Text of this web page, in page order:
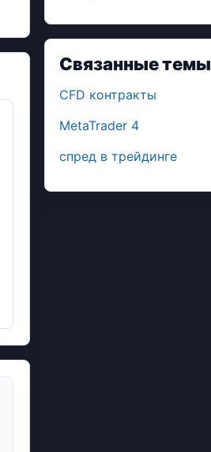
Связанные темы
CFD контракты
MetaTrader 4
спред в трейдинге